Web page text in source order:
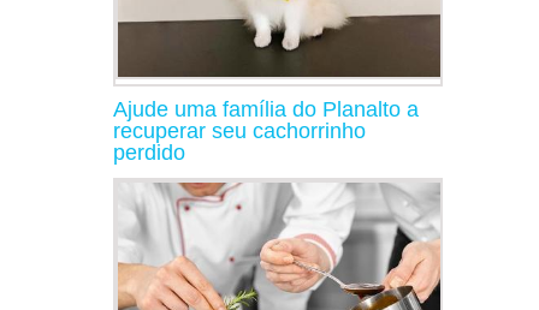
Ajude uma família do Planalto a
recuperar seu cachorrinho
perdido